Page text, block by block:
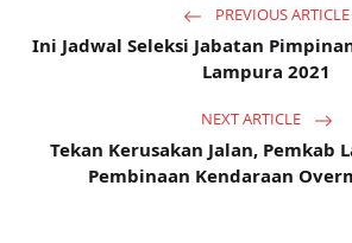
PREVIOUS ARTICLE
Ini Jadwal Seleksi Jabatan
Lampura 2021
NEXT ARTICLE
Tekan Kerusakan Jalan, Pemkab
Pembinaan Kendaraan